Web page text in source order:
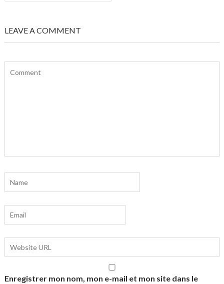
LEAVE A COMMENT
Enregistrer mon nom, mon e-mail et mon site dans le